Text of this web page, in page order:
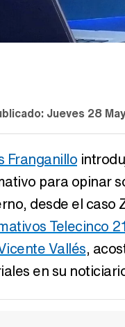
Jueves 28
Franganillo
para opinar
desde el caso
Telecinco
Vallés,
en su